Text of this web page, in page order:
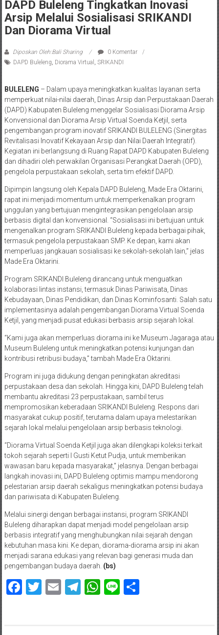
DAPD Buleleng Tingkatkan Inovasi
Arsip Melalui Sosialisasi SRIKANDI
Dan Diorama Virtual
Diposkan Oleh:Bali Sharing
0 Komentar
DAPD Buleleng Diorama Virtual SRIKANDI
BULELENG – Dalam upaya meningkatkan kualitas layanan serta
memperkuat nilai-nilai daerah, Dinas Arsip dan Perpustakaan Daerah
(DAPD) Kabupaten Buleleng menggelar Sosialisasi Diorama Arsip
Konvensional dan Diorama Arsip Virtual Soenda Ketjil, serta
pengembangan program inovatif SRIKANDI BULELENG (Sinergitas
Revitalisasi Inovatif Kekayaan Arsip dan Nilai Daerah Integratif).
Kegiatan ini berlangsung di Ruang Rapat DAPD Kabupaten Buleleng
dan dihadiri oleh perwakilan Organisasi Perangkat Daerah (OPD),
pengelola perpustakaan sekolah, serta tim efektif DAPD.
Dipimpin langsung oleh Kepala DAPD Buleleng, Made Era Oktarini,
rapat ini menjadi momentum untuk memperkenalkan program
unggulan yang bertujuan mengintegrasikan pengelolaan arsip
berbasis digital dan konvensional. “Sosialisasi ini bertujuan untuk
mengenalkan program SRIKANDI Buleleng kepada berbagai pihak,
termasuk pengelola perpustakaan SMP. Ke depan, kami akan
memperluas jangkauan sosialisasi ke sekolah-sekolah lain,” jelas
Made Era Oktarini.
Program SRIKANDI Buleleng dirancang untuk menguatkan
kolaborasi lintas instansi, termasuk Dinas Pariwisata, Dinas
Kebudayaan, Dinas Pendidikan, dan Dinas Kominfosanti. Salah satu
implementasinya adalah pengembangan Diorama Virtual Soenda
Ketjil, yang menjadi pusat edukasi berbasis arsip sejarah lokal.
“Kami juga akan memperluas diorama ini ke Museum Jagaraga atau
Museum Buleleng untuk meningkatkan potensi kunjungan dan
kontribusi retribusi budaya,” tambah Made Era Oktarini.
Program ini juga didukung dengan peningkatan akreditasi
perpustakaan desa dan sekolah. Hingga kini, DAPD Buleleng telah
membantu akreditasi 23 perpustakaan, sambil terus
mempromosikan keberadaan SRIKANDI Buleleng. Respons dari
masyarakat cukup positif, terutama dalam upaya melestarikan
sejarah lokal melalui pengelolaan arsip berbasis teknologi.
“Diorama Virtual Soenda Ketjil juga akan dilengkapi koleksi terkait
tokoh sejarah seperti I Gusti Ketut Pudja, untuk memberikan
wawasan baru kepada masyarakat,” jelasnya. Dengan berbagai
langkah inovasi ini, DAPD Buleleng optimis mampu mendorong
pelestarian arsip daerah sekaligus meningkatkan potensi budaya
dan pariwisata di Kabupaten Buleleng.
Melalui sinergi dengan berbagai instansi, program SRIKANDI
Buleleng diharapkan dapat menjadi model pengelolaan arsip
berbasis integratif yang menghubungkan nilai sejarah dengan
kebutuhan masa kini. Ke depan, diorama-diorama arsip ini akan
menjadi sarana edukasi yang relevan bagi generasi muda dan
pengembangan budaya daerah. (bs)
Facebook
Twitter
EmailTelegram
WhatsApp
LineShare